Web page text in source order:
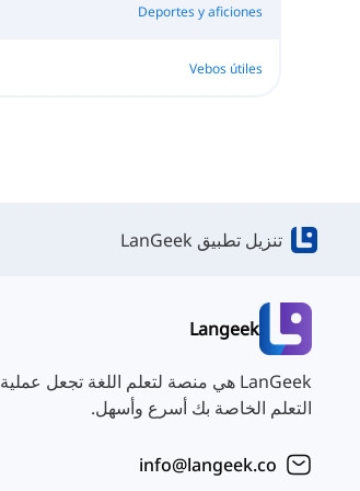
Deportes y aficiones
Vebos útiles
تنزيل تطبيق LanGeek
Langeek
LanGeek هي منصة لتعلم اللغة تجعل عملية
التعلم الخاصة بك أسرع وأسهل.
info@langeek.co